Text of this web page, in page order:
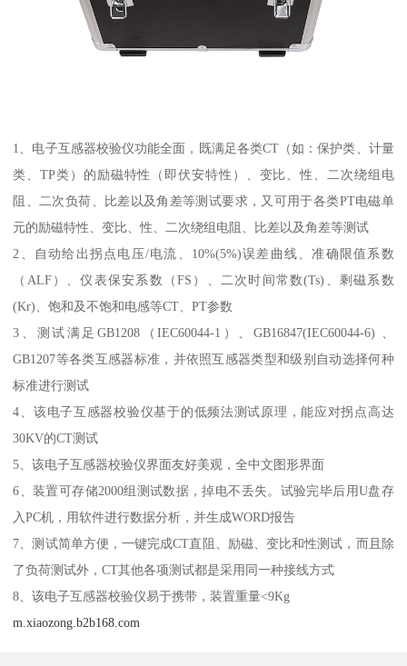
1、电子互感器校验仪功能全面，既满足各类CT（如：保护类、计量
类、TP类）的励磁特性（即伏安特性）、变比、性、二次绕组电
阻、二次负荷、比差以及角差等测试要求，又可用于各类PT电磁单
元的励磁特性、变比、性、二次绕组电阻、比差以及角差等测试
2、自动给出拐点电压/电流、10%(5%)误差曲线、准确限值系数
（ALF）、仪表保安系数（FS）、二次时间常数(Ts)、剩磁系数
(Kr)、饱和及不饱和电感等CT、PT参数
3、测试满足GB1208（IEC60044-1）、GB16847(IEC60044-6) 、
GB1207等各类互感器标准，并依照互感器类型和级别自动选择何种
标准进行测试
4、该电子互感器校验仪基于的低频法测试原理，能应对拐点高达
30KV的CT测试
5、该电子互感器校验仪界面友好美观，全中文图形界面
6、装置可存储2000组测试数据，掉电不丢失。试验完毕后用U盘存
入PC机，用软件进行数据分析，并生成WORD报告
7、测试简单方便，一键完成CT直阻、励磁、变比和性测试，而且除
了负荷测试外，CT其他各项测试都是采用同一种接线方式
8、该电子互感器校验仪易于携带，装置重量<9Kg
m.xiaozong.b2b168.com